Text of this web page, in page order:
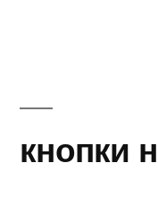
кнопки